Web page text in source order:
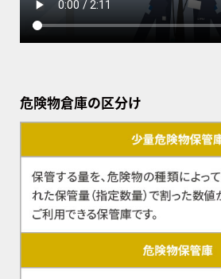
危険物倉庫の区分け